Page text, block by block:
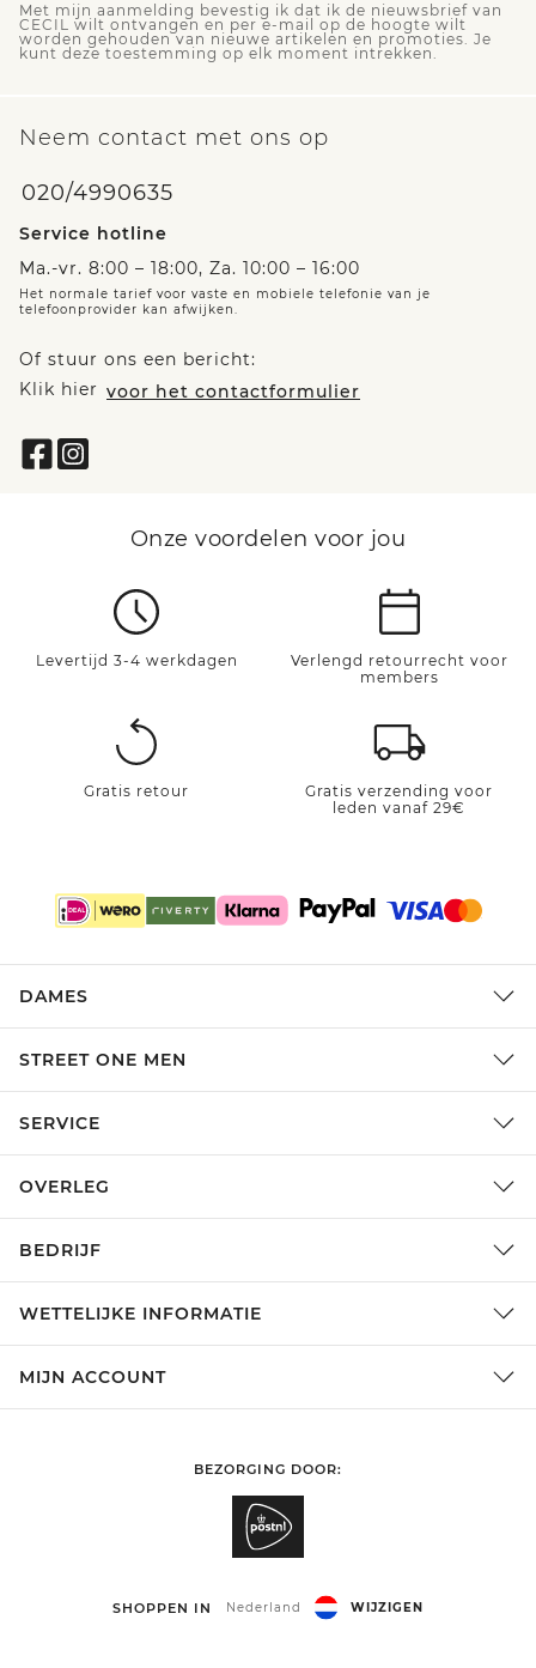
Met mijn aanmelding bevestig ik dat ik de nieuwsbrief van
CECIL wilt ontvangen en per e-mail op de hoogte wilt
worden gehouden van nieuwe artikelen en promoties. Je
kunt deze toestemming op elk moment intrekken.
Neem contact met ons op
020/4990635
Service hotline
Ma.-vr. 8:00 – 18:00, Za. 10:00 – 16:00
Het normale tarief voor vaste en mobiele telefonie van je
telefoonprovider kan afwijken.
Of stuur ons een bericht:
Klik hier voor het contactformulier
Onze voordelen voor jou
Levertijd 3-4 werkdagen
Verlengd retourrecht voor
members
Gratis retour
Gratis verzending voor
leden vanaf 29€
DAMES
STREET ONE MEN
SERVICE
OVERLEG
BEDRIJF
WETTELIJKE INFORMATIE
MIJN ACCOUNT
BEZORGING DOOR:
SHOPPEN IN Nederland WIJZIGEN